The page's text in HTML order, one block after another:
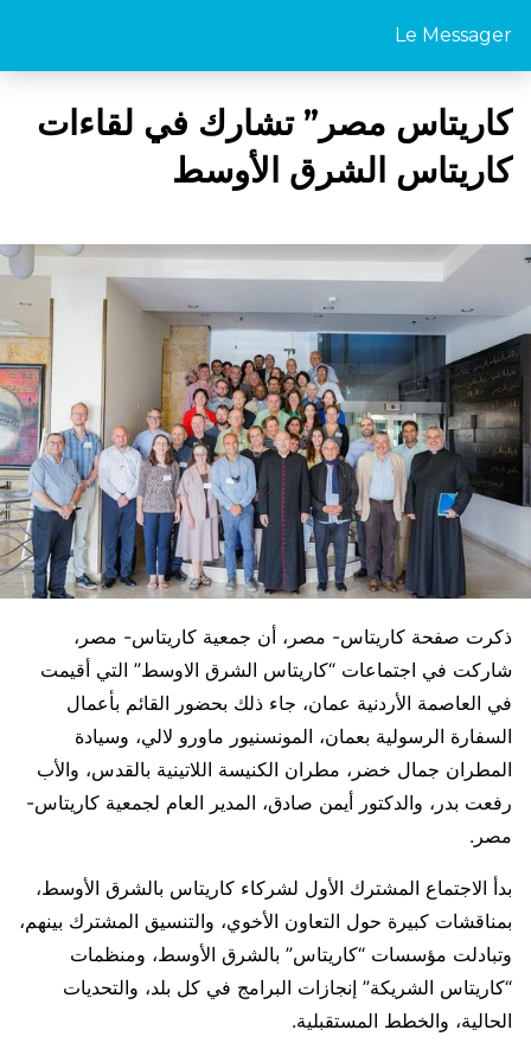
Le Messager
كاريتاس مصر” تشارك في لقاءات
كاريتاس الشرق الأوسط
ذكرت صفحة كاريتاس- مصر، أن جمعية كاريتاس- مصر،
شاركت في اجتماعات “كاريتاس الشرق الاوسط” التي أقيمت
في العاصمة الأردنية عمان، جاء ذلك بحضور القائم بأعمال
السفارة الرسولية بعمان، المونسنيور ماورو لالي، وسيادة
المطران جمال خضر، مطران الكنيسة اللاتينية بالقدس، والأب
رفعت بدر، والدكتور أيمن صادق، المدير العام لجمعية كاريتاس-
مصر.
بدأ الاجتماع المشترك الأول لشركاء كاريتاس بالشرق الأوسط،
بمناقشات كبيرة حول التعاون الأخوي، والتنسيق المشترك بينهم،
وتبادلت مؤسسات “كاريتاس” بالشرق الأوسط، ومنظمات
“كاريتاس الشريكة” إنجازات البرامج في كل بلد، والتحديات
الحالية، والخطط المستقبلية.